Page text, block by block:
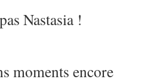
Nastasia !
moments encore